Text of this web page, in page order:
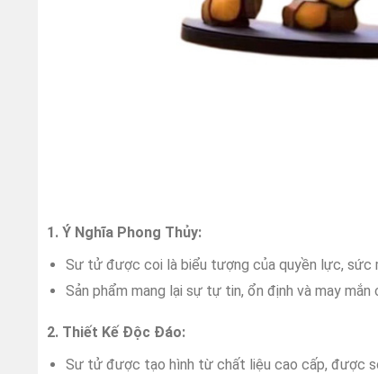
1. Ý Nghĩa Phong Thủy:
Sư tử được coi là biểu tượng của quyền lực, sức
Sản phẩm mang lại sự tự tin, ổn định và may mắn
2. Thiết Kế Độc Đáo:
Sư tử được tạo hình từ chất liệu cao cấp, được